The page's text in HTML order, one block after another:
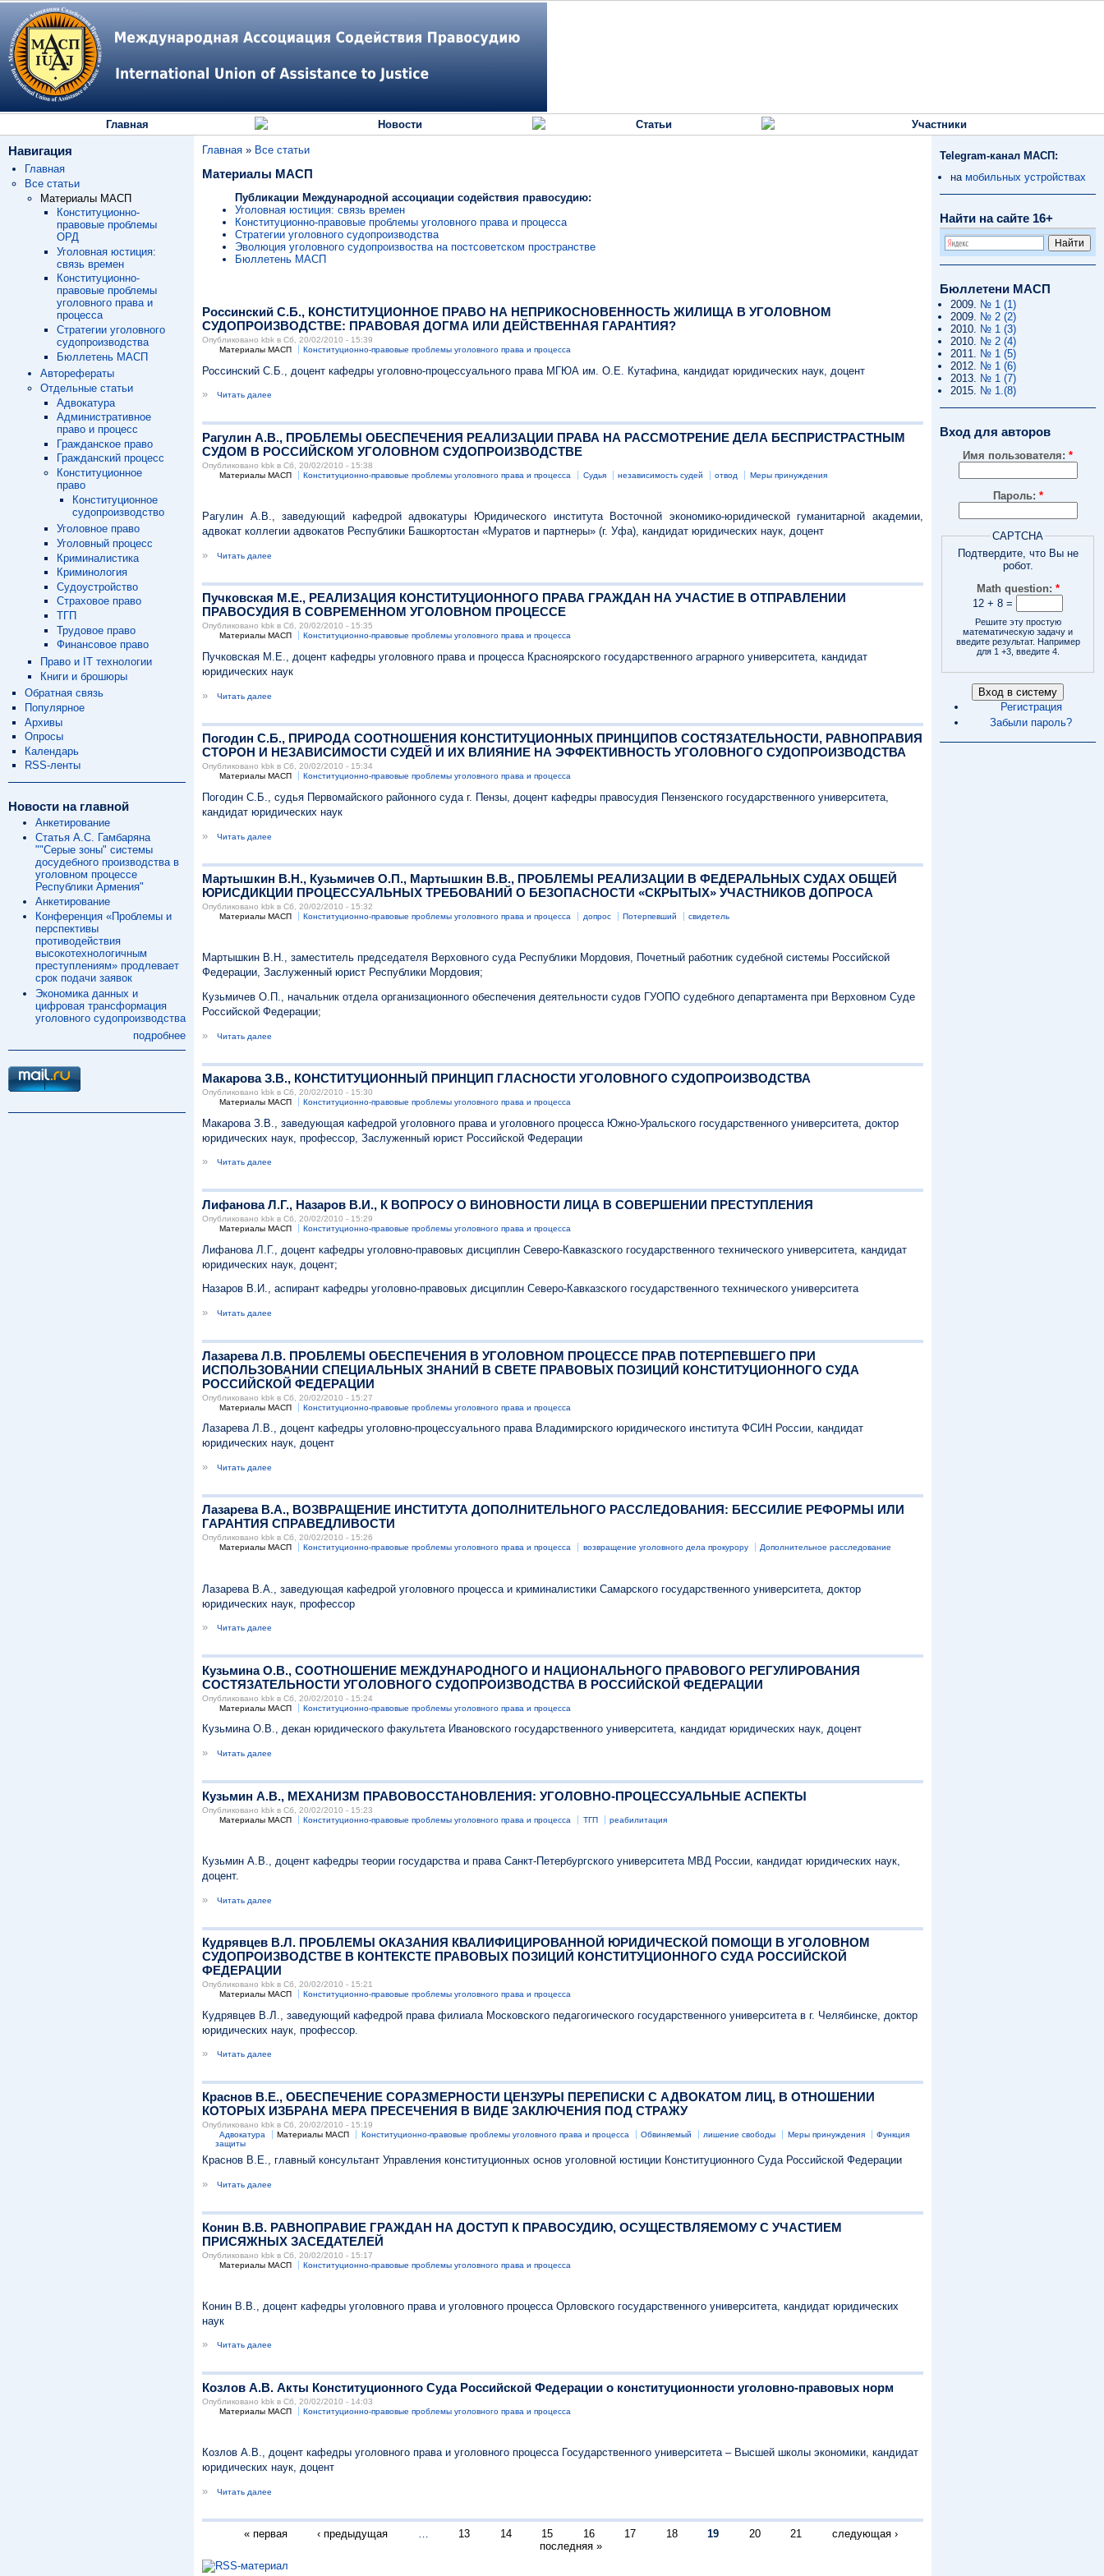
Главная Новости Статьи Участники
Навигация
Главная
Все статьи
Материалы МАСП
Конституционно-
правовые проблемы
ОРД
Уголовная юстиция:
связь времен
Конституционно-
правовые проблемы
уголовного права и
процесса
Стратегии уголовного
судопроизводства
Бюллетень МАСП
Авторефераты
Отдельные статьи
Адвокатура
Административное
право и процесс
Гражданское право
Гражданский процесс
Конституционное
право
Конституционное
судопроизводство
Уголовное право
Уголовный процесс
Криминалистика
Криминология
Судоустройство
Страховое право
ТГП
Трудовое право
Финансовое право
Право и IT технологии
Книги и брошюры
Обратная связь
Популярное
Архивы
Опросы
Календарь
RSS-ленты
Новости на главной
Анкетирование
Статья А.С. Гамбаряна
""Серые зоны" системы
досудебного производства в
уголовном процессе
Республики Армения"
Анкетирование
Конференция «Проблемы и
перспективы
противодействия
высокотехнологичным
преступлениям» продлевает
срок подачи заявок
Экономика данных и
цифровая трансформация
уголовного судопроизводства
подробнее
Главная » Все статьи
Материалы МАСП
Публикации Международной ассоциации содействия правосудию:
Уголовная юстиция: связь времен
Конституционно-правовые проблемы уголовного права и процесса
Стратегии уголовного судопроизводства
Эволюция уголовного судопроизвоства на постсоветском пространстве
Бюллетень МАСП
Россинский С.Б., КОНСТИТУЦИОННОЕ ПРАВО НА НЕПРИКОСНОВЕННОСТЬ ЖИЛИЩА В УГОЛОВНОМ
СУДОПРОИЗВОДСТВЕ: ПРАВОВАЯ ДОГМА ИЛИ ДЕЙСТВЕННАЯ ГАРАНТИЯ?
Опубликовано kbk в Сб, 20/02/2010 - 15:39
Материалы МАСП
Конституционно-правовые проблемы уголовного права и процесса
Россинский С.Б., доцент кафедры уголовно-процессуального права МГЮА им. О.Е. Кутафина, кандидат юридических наук, доцент
»
Читать далее
Рагулин А.В., ПРОБЛЕМЫ ОБЕСПЕЧЕНИЯ РЕАЛИЗАЦИИ ПРАВА НА РАССМОТРЕНИЕ ДЕЛА БЕСПРИСТРАСТНЫМ
СУДОМ В РОССИЙСКОМ УГОЛОВНОМ СУДОПРОИЗВОДСТВЕ
Опубликовано kbk в Сб, 20/02/2010 - 15:38
Материалы МАСП
Конституционно-правовые проблемы уголовного права и процесса Судья независимость судей отвод Меры принуждения
Рагулин А.В., заведующий кафедрой адвокатуры Юридического института Восточной экономико-юридической гуманитарной академии,
адвокат коллегии адвокатов Республики Башкортостан «Муратов и партнеры» (г. Уфа), кандидат юридических наук, доцент
»
Читать далее
Пучковская М.Е., РЕАЛИЗАЦИЯ КОНСТИТУЦИОННОГО ПРАВА ГРАЖДАН НА УЧАСТИЕ В ОТПРАВЛЕНИИ
ПРАВОСУДИЯ В СОВРЕМЕННОМ УГОЛОВНОМ ПРОЦЕССЕ
Опубликовано kbk в Сб, 20/02/2010 - 15:35
Материалы МАСП
Конституционно-правовые проблемы уголовного права и процесса
Пучковская М.Е., доцент кафедры уголовного права и процесса Красноярского государственного аграрного университета, кандидат
юридических наук
»
Читать далее
Погодин С.Б., ПРИРОДА СООТНОШЕНИЯ КОНСТИТУЦИОННЫХ ПРИНЦИПОВ СОСТЯЗАТЕЛЬНОСТИ, РАВНОПРАВИЯ
СТОРОН И НЕЗАВИСИМОСТИ СУДЕЙ И ИХ ВЛИЯНИЕ НА ЭФФЕКТИВНОСТЬ УГОЛОВНОГО СУДОПРОИЗВОДСТВА
Опубликовано kbk в Сб, 20/02/2010 - 15:34
Материалы МАСП
Конституционно-правовые проблемы уголовного права и процесса
Погодин С.Б., судья Первомайского районного суда г. Пензы, доцент кафедры правосудия Пензенского государственного университета,
кандидат юридических наук
»
Читать далее
Мартышкин В.Н., Кузьмичев О.П., Мартышкин В.В., ПРОБЛЕМЫ РЕАЛИЗАЦИИ В ФЕДЕРАЛЬНЫХ СУДАХ ОБЩЕЙ
ЮРИСДИКЦИИ ПРОЦЕССУАЛЬНЫХ ТРЕБОВАНИЙ О БЕЗОПАСНОСТИ «СКРЫТЫХ» УЧАСТНИКОВ ДОПРОСА
Опубликовано kbk в Сб, 20/02/2010 - 15:32
Материалы МАСП
Конституционно-правовые проблемы уголовного права и процесса допрос Потерпевший свидетель
Мартышкин В.Н., заместитель председателя Верховного суда Республики Мордовия, Почетный работник судебной системы Российской
Федерации, Заслуженный юрист Республики Мордовия;
Кузьмичев О.П., начальник отдела организационного обеспечения деятельности судов ГУОПО судебного департамента при Верховном Суде
Российской Федерации;
»
Читать далее
Макарова З.В., КОНСТИТУЦИОННЫЙ ПРИНЦИП ГЛАСНОСТИ УГОЛОВНОГО СУДОПРОИЗВОДСТВА
Опубликовано kbk в Сб, 20/02/2010 - 15:30
Материалы МАСП
Конституционно-правовые проблемы уголовного права и процесса
Макарова З.В., заведующая кафедрой уголовного права и уголовного процесса Южно-Уральского государственного университета, доктор
юридических наук, профессор, Заслуженный юрист Российской Федерации
»
Читать далее
Лифанова Л.Г., Назаров В.И., К ВОПРОСУ О ВИНОВНОСТИ ЛИЦА В СОВЕРШЕНИИ ПРЕСТУПЛЕНИЯ
Опубликовано kbk в Сб, 20/02/2010 - 15:29
Материалы МАСП
Конституционно-правовые проблемы уголовного права и процесса
Лифанова Л.Г., доцент кафедры уголовно-правовых дисциплин Северо-Кавказского государственного технического университета, кандидат
юридических наук, доцент;
Назаров В.И., аспирант кафедры уголовно-правовых дисциплин Северо-Кавказского государственного технического университета
»
Читать далее
Лазарева Л.В. ПРОБЛЕМЫ ОБЕСПЕЧЕНИЯ В УГОЛОВНОМ ПРОЦЕССЕ ПРАВ ПОТЕРПЕВШЕГО ПРИ
ИСПОЛЬЗОВАНИИ СПЕЦИАЛЬНЫХ ЗНАНИЙ В СВЕТЕ ПРАВОВЫХ ПОЗИЦИЙ КОНСТИТУЦИОННОГО СУДА
РОССИЙСКОЙ ФЕДЕРАЦИИ
Опубликовано kbk в Сб, 20/02/2010 - 15:27
Материалы МАСП
Конституционно-правовые проблемы уголовного права и процесса
Лазарева Л.В., доцент кафедры уголовно-процессуального права Владимирского юридического института ФСИН России, кандидат
юридических наук, доцент
»
Читать далее
Лазарева В.А., ВОЗВРАЩЕНИЕ ИНСТИТУТА ДОПОЛНИТЕЛЬНОГО РАССЛЕДОВАНИЯ: БЕССИЛИЕ РЕФОРМЫ ИЛИ
ГАРАНТИЯ СПРАВЕДЛИВОСТИ
Опубликовано kbk в Сб, 20/02/2010 - 15:26
Материалы МАСП
Конституционно-правовые проблемы уголовного права и процесса возвращение уголовного дела прокурору Дополнительное расследование
Лазарева В.А., заведующая кафедрой уголовного процесса и криминалистики Самарского государственного университета, доктор
юридических наук, профессор
»
Читать далее
Кузьмина О.В., СООТНОШЕНИЕ МЕЖДУНАРОДНОГО И НАЦИОНАЛЬНОГО ПРАВОВОГО РЕГУЛИРОВАНИЯ
СОСТЯЗАТЕЛЬНОСТИ УГОЛОВНОГО СУДОПРОИЗВОДСТВА В РОССИЙСКОЙ ФЕДЕРАЦИИ
Опубликовано kbk в Сб, 20/02/2010 - 15:24
Материалы МАСП
Конституционно-правовые проблемы уголовного права и процесса
Кузьмина О.В., декан юридического факультета Ивановского государственного университета, кандидат юридических наук, доцент
»
Читать далее
Кузьмин А.В., МЕХАНИЗМ ПРАВОВОССТАНОВЛЕНИЯ: УГОЛОВНО-ПРОЦЕССУАЛЬНЫЕ АСПЕКТЫ
Опубликовано kbk в Сб, 20/02/2010 - 15:23
Материалы МАСП
Конституционно-правовые проблемы уголовного права и процесса ТГП реабилитация
Кузьмин А.В., доцент кафедры теории государства и права Санкт-Петербургского университета МВД России, кандидат юридических наук,
доцент.
»
Читать далее
Кудрявцев В.Л. ПРОБЛЕМЫ ОКАЗАНИЯ КВАЛИФИЦИРОВАННОЙ ЮРИДИЧЕСКОЙ ПОМОЩИ В УГОЛОВНОМ
СУДОПРОИЗВОДСТВЕ В КОНТЕКСТЕ ПРАВОВЫХ ПОЗИЦИЙ КОНСТИТУЦИОННОГО СУДА РОССИЙСКОЙ
ФЕДЕРАЦИИ
Опубликовано kbk в Сб, 20/02/2010 - 15:21
Материалы МАСП
Конституционно-правовые проблемы уголовного права и процесса
Кудрявцев В.Л., заведующий кафедрой права филиала Московского педагогического государственного университета в г. Челябинске, доктор
юридических наук, профессор.
»
Читать далее
Краснов В.E., ОБЕСПЕЧЕНИЕ СОРАЗМЕРНОСТИ ЦЕНЗУРЫ ПЕРЕПИСКИ С АДВОКАТОМ ЛИЦ, В ОТНОШЕНИИ
КОТОРЫХ ИЗБРАНА МЕРА ПРЕСЕЧЕНИЯ В ВИДЕ ЗАКЛЮЧЕНИЯ ПОД СТРАЖУ
Опубликовано kbk в Сб, 20/02/2010 - 15:19
Адвокатура
Материалы МАСП Конституционно-правовые проблемы уголовного права и процесса Обвиняемый лишение свободы Меры принуждения
Функция
защиты
Краснов В.E., главный консультант Управления конституционных основ уголовной юстиции Конституционного Суда Российской Федерации
»
Читать далее
Конин В.В. РАВНОПРАВИЕ ГРАЖДАН НА ДОСТУП К ПРАВОСУДИЮ, ОСУЩЕСТВЛЯЕМОМУ С УЧАСТИЕМ
ПРИСЯЖНЫХ ЗАСЕДАТЕЛЕЙ
Опубликовано kbk в Сб, 20/02/2010 - 15:17
Материалы МАСП
Конституционно-правовые проблемы уголовного права и процесса
Конин В.В., доцент кафедры уголовного права и уголовного процесса Орловского государственного университета, кандидат юридических
наук
»
Читать далее
Козлов А.В. Акты Конституционного Суда Российской Федерации о конституционности уголовно-правовых норм
Опубликовано kbk в Сб, 20/02/2010 - 14:03
Материалы МАСП
Конституционно-правовые проблемы уголовного права и процесса
Козлов А.В., доцент кафедры уголовного права и уголовного процесса Государственного университета – Высшей школы экономики, кандидат
юридических наук, доцент
»
Читать далее
« первая ‹ предыдущая 13 14 15 16 17 18 19 20 21
следующая ›
последняя »
Telegram-канал МАСП:
на мобильных устройствах
Найти на сайте 16+
Бюллетени МАСП
2009. № 1 (1)
2009. № 2 (2)
2010. № 1 (3)
2010. № 2 (4)
2011. № 1 (5)
2012. № 1 (6)
2013. № 1 (7)
2015. № 1.(8)
Вход для авторов
Имя пользователя: *
Пароль: *
CAPTCHA
Подтвердите, что Вы не
робот.
Math question: *
12 + 8 =
Решите эту простую
математическую задачу и
введите результат. Например
для 1 +3, введите 4.
Регистрация
Забыли пароль?